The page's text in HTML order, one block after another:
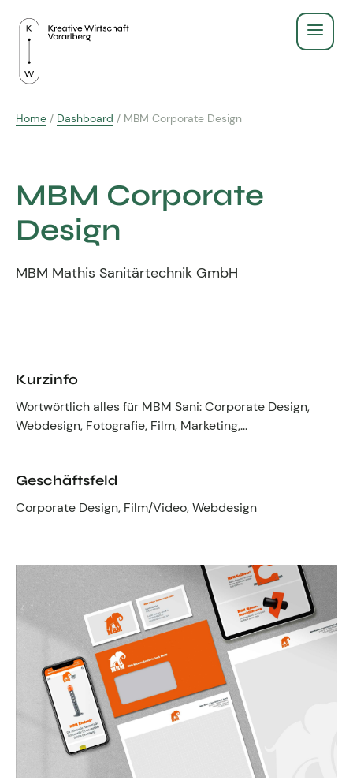
Service
Recht & Gesetz
Gründen & Werbeberufe
Agenturleitfaden
Zeigt eure Arbeit
Aus- & Weiterbildung
BildungsPlus Förderung
Lehre
Fachgruppe
Mitglieder
Agentur gesucht?
Sie suchen eine Agentur oder Kreativen für Ihre
individuelle Herausforderung. Hier finden Sie
Zum Agenturfinder
Anmeldung
Kreativpreis 2025
Kontakt zum Fachgruppenbüro der wkv
Aktuelles
Home / Dashboard / MBM Corporate Design
MBM Corporate
Design
MBM Mathis Sanitärtechnik GmbH
Kurzinfo
Wortwörtlich alles für MBM Sani: Corporate Design,
Webdesign, Fotografie, Film, Marketing,...
Geschäftsfeld
Corporate Design, Film/Video, Webdesign